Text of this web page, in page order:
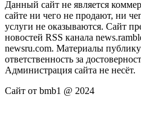
Данный сайт не является
сайте ни чего не продают, ни
услуги не оказываются. Сайт
новостей RSS канала
newsru.com. Материалы
ответственность за
Администрация сайта не несёт.
Сайт от bmb1 @ 2024